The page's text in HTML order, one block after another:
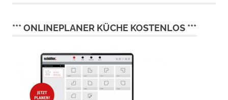
*** ONLINEPLANER KÜCHE KOSTENLOS ***